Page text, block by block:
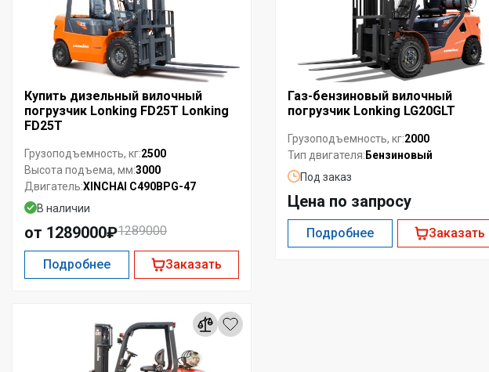
Купить дизельный вилочный
погрузчик Lonking FD25T Lonking
FD25T
Грузоподъемность, кг:2500
Высота подъема, мм:3000
Двигатель:XINCHAI C490BPG-47
В наличии
от 1289000₽1289000
Подробнее Заказать
Газ-бензиновый вилочный
погрузчик Lonking LG20GLT
Грузоподъемность, кг:2000
Тип двигателя: Бензиновый
Под заказ
Цена по запросу
Подробнее Заказать